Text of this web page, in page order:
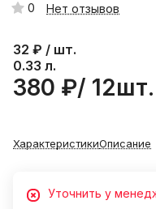
0 Нет отзывов
32 ₽ / шт.
0.33 л.
380 ₽/ 12шт.
ХарактеристикиОписание
Уточнить у